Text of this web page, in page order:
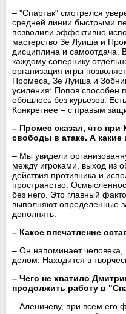
– "Спартак" смотрелся
средней линии быстрыми
позволили эффективно
мастерство Зе Луиша и
дисциплина и самоотдача.
каждому сопернику
организация игры
Промеса, Зе Луиша и
усиления: Попов способен
обошлось без курьезов.
Конкретнее – с правым
– Промес сказал, что
свободы в атаке. А
– Мы увидели
между игроками, выход из
действия противника и
пространство.
без него. Это главный
выполняют определенные
дополнять.
– Какое впечатление
– Он напоминает
делом. Находится в
– Чего не хватило
продолжить работу в
– Аленичеву, при всем его